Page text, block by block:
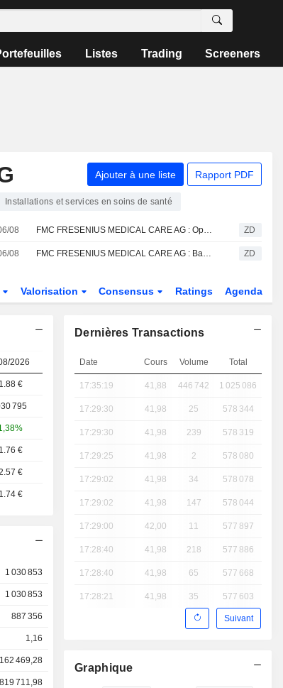
Listes Trading Screeners
Ajouter à une liste Rapport PDF
Installations et services en soins de santé
08 FMC FRESENIUS MEDICAL CARE AG : Opinion positive de DZ Bank ZD
08 FMC FRESENIUS MEDICAL CARE AG : Barclays conserve son opinion neutre ZD
Valorisation Consensus Ratings Agenda
2026
€
795
€
€
€
1 030 853
1 030 853
887 356
1,16
469,28
711,98
Dernières Transactions
Date Cours Volume Total
17:35:19 41,88 446 742 1 025 086
17:29:30 41,98 25 578 344
17:29:30 41,98 239 578 319
17:29:25 41,98 2 578 080
17:29:02 41,98 34 578 078
17:29:02 41,98 147 578 044
17:29:00 42,00 11 577 897
17:28:40 41,98 218 577 886
17:28:40 41,98 65 577 668
17:28:21 41,98 35 577 603
Suivant
Graphique